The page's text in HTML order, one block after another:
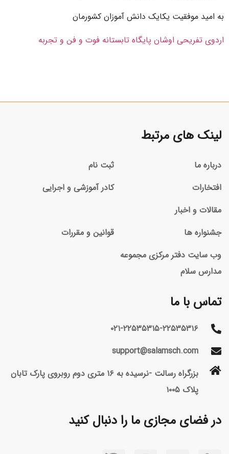
به امید موفقیت یکایک دانش آموزان کشورمان
اردوی تفریحی اوشان پایگاه تابستانه فوت و فن و تجربه
لینک های مرتبط
درباره ما
ثبت نام
افتخارات
کادر آموزشی و اجرایی
مقالات و اخبار
جشنواره ها
قوانین و مقررات
وب سایت دفتر مرکزی مجموعه
مدارس سلام
تماس با ما
۰۲۱-۲۲۵۳۵۳۱۵-۲۲۵۳۵۳۱۶
support@salamsch.com
بزرگراه رسالت -نرسیده به ۱۶ متری دوم روبروی پارک تابان
پلاک ۱۰۰۵
در فضای مجازی ما را دنبال کنید